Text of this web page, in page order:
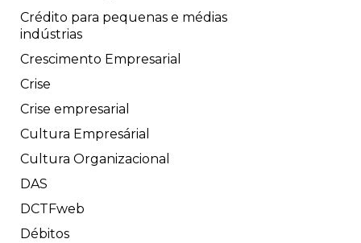
Crédito para pequenas e médias
indústrias
Crescimento Empresarial
Crise
Crise empresarial
Cultura Empresárial
Cultura Organizacional
DAS
DCTFweb
Débitos